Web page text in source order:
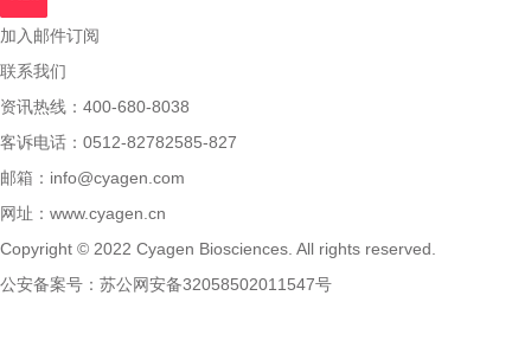
加入邮件订阅
联系我们
资讯热线：400-680-8038
客诉电话：0512-82782585-827
邮箱： info@cyagen.com
网址： www.cyagen.cn
Copyright © 2022 Cyagen Biosciences. All rights reserved.
公安备案号： 苏公网安备32058502011547号